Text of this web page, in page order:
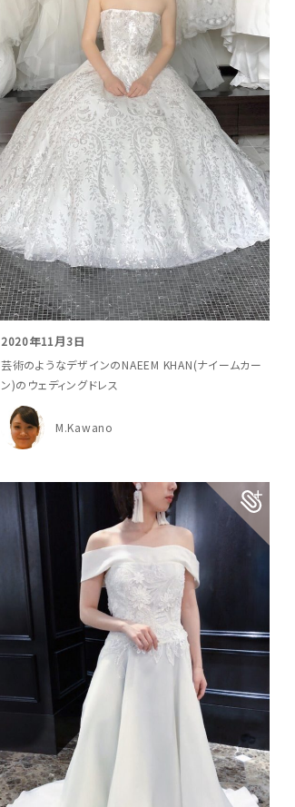
2020年11月3日
芸術のようなデザインのNAEEM KHAN(ナイームカー
ン)のウェディングドレス
M.Kawano